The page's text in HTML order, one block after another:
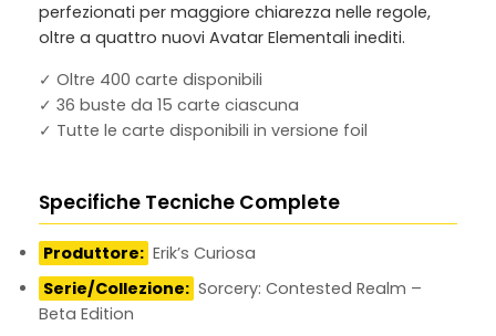
perfezionati per maggiore chiarezza nelle regole,
oltre a quattro nuovi Avatar Elementali inediti.
✓ Oltre 400 carte disponibili
✓ 36 buste da 15 carte ciascuna
✓ Tutte le carte disponibili in versione foil
Specifiche Tecniche Complete
Produttore: Erik’s Curiosa
Serie/Collezione: Sorcery: Contested Realm –
Beta Edition